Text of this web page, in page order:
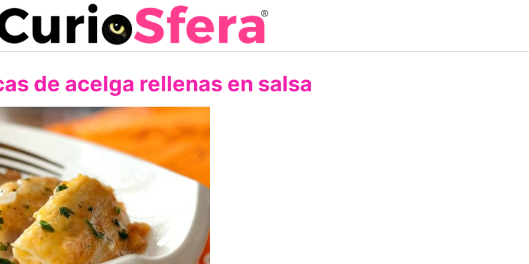
de acelga rellenas en salsa